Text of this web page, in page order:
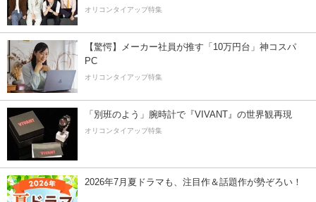
オリコンタイアップ特集
【驚愕】メーカー社員が推す「10万円台」神コスパ
PC
オリコンタイアップ特集
「別班のよう」腕時計で『VIVANT』の世界観再現
オリコンタイアップ特集
2026年7月夏ドラマも、注目作＆話題作が勢ぞろい！